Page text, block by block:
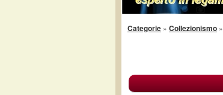
Categorie » Collezionismo »